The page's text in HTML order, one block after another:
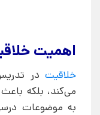
اهمیت
خلاقیت در
می‌کند، بلکه
به موضوعات